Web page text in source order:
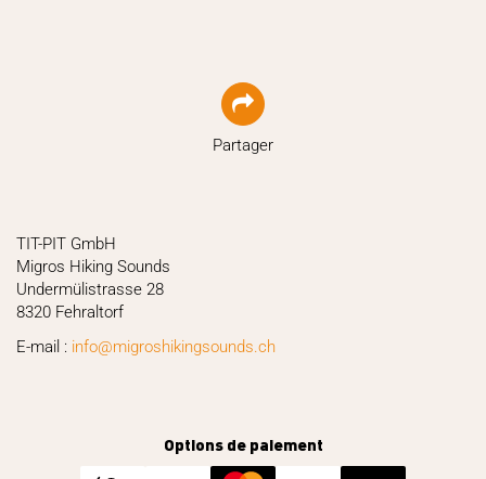
Partager
TIT-PIT GmbH
Migros Hiking Sounds
Undermülistrasse 28
8320 Fehraltorf
E-mail : hc.sdnuosgnikihsorgim@ofni
Options de paiement